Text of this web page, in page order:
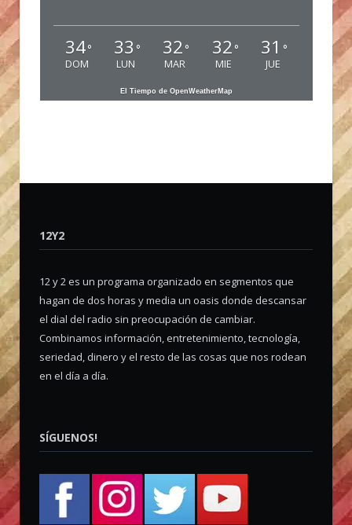
34°
DOM
33 °
LUN
32 °
MAR
32 °
MIE
31 °
JUE
El Tiempo de OpenWeatherMap
12Y2
12 y 2 es un programa organizado en segmentos que
hagan de dos horas y media un oasis donde descansar
el dial del radio sin preocupación de cambiar.
Combinamos información, entretenimiento, tecnología,
seriedad, dinero y el resto de las cosas que nos rodean
en el día a día.
SÍGUENOS!